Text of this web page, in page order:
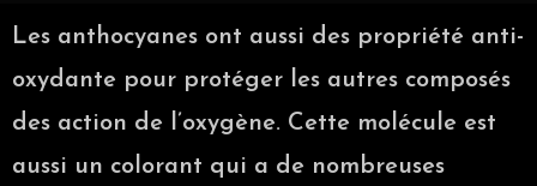
Les anthocyanes ont aussi des propriété anti-
oxydante pour protéger les autres composés
des action de l’oxygène. Cette molécule est
aussi un colorant qui a de nombreuses